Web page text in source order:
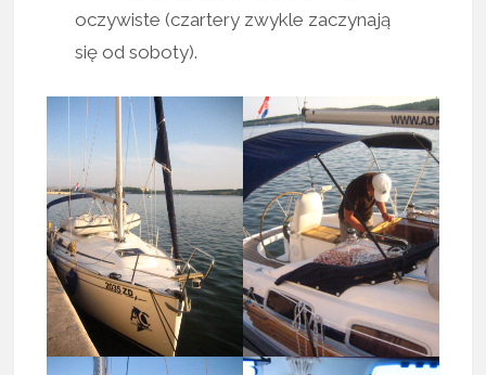
oczywiste (czartery zwykle zaczynają
się od soboty).